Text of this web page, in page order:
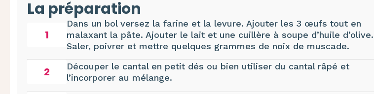
La préparation
1
Dans un bol versez la farine et la levure. Ajouter les 3 œufs tout en
malaxant la pâte. Ajouter le lait et une cuillère à soupe d’huile d’olive.
Saler, poivrer et mettre quelques grammes de noix de muscade.
2
Découper le cantal en petit dés ou bien utiliser du cantal râpé et
l’incorporer au mélange.